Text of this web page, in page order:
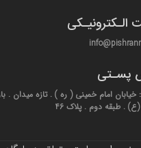
پسـتی
خیابان امام خمینی ( ره ) . تازه میدان .
. طبقه دوم . پلاک 46